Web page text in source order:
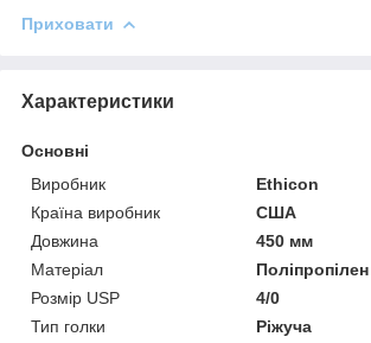
Приховати
Характеристики
Основні
Виробник
Ethicon
Країна виробник
США
Довжина
450 мм
Матеріал
Поліпропілен
Розмір USP
4/0
Тип голки
Ріжуча